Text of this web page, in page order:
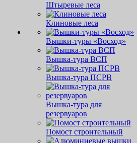
Штыревые леса
Клиновые леса
Вышки-туры «Восход»
Вышка-тура ВСП
Вышка-тура ПСРВ
Вышка-тура для
резервуаров
Помост строительный